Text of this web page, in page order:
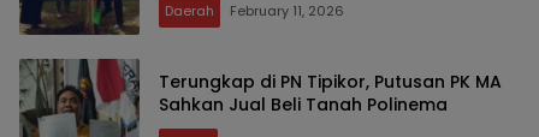
Daerah February 11, 2026
Terungkap di PN Tipikor, Putusan PK MA
Sahkan Jual Beli Tanah Polinema